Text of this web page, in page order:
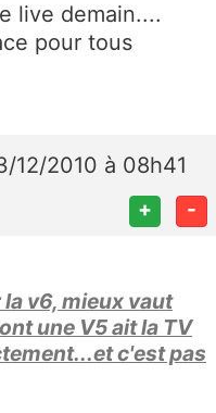
live demain....
pour tous
12/2010 à 08h41
+ -
v6, mieux vaut
une V5 ait la TV
c'est pas